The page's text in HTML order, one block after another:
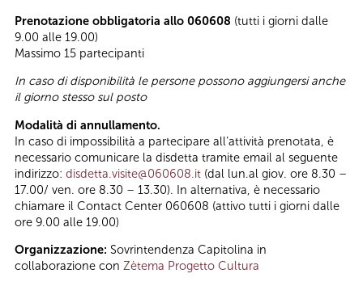
Prenotazione obbligatoria allo 060608 (tutti i giorni dalle
9.00 alle 19.00)
Massimo 15 partecipanti
In caso di disponibilità le persone possono aggiungersi anche
il giorno stesso sul posto
Modalità di annullamento.
In caso di impossibilità a partecipare all’attività prenotata, è
necessario comunicare la disdetta tramite email al seguente
indirizzo: disdetta.visite@060608.it (dal lun.al giov. ore 8.30 –
17.00/ ven. ore 8.30 – 13.30). In alternativa, è necessario
chiamare il Contact Center 060608 (attivo tutti i giorni dalle
ore 9.00 alle 19.00)
Organizzazione: Sovrintendenza Capitolina in
collaborazione con Zètema Progetto Cultura